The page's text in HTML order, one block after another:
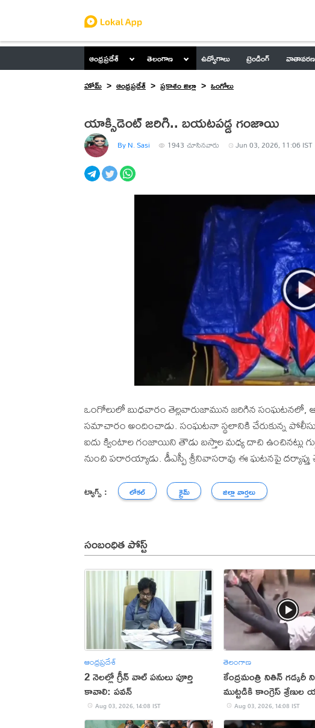
ఆంధ్రప్రదేశ్ తెలంగాణ ఉద్యోగాలు ట్రెండింగ్
హోమ్
ఆంధ్రప్రదేశ్ ప్రకాశం జిల్లా ఒంగోలు
యాక్సిడెంట్ జరిగి.. బయటపడ్డ గంజాయి
By N. Sasi 1943 చూసినవారు Jun 03, 2026, 11:06 IST
ఒంగోలులో బుధవారం తెల్లవారుజామున జరిగిన సంఘటనలో,
సమాచారం అందించాడు. సంఘటనా స్థలానికి చేరుకున్న
ఐదు క్వింటాల గంజాయిని తౌడు బస్తాల మధ్య దాచి ఉంచినట్లు
నుంచి పరారయ్యాడు. డీఎస్పీ శ్రీనివాసరావు ఈ ఘటనపై దర్యాప్తు
ట్యాగ్స్ : లోకల్ క్రైమ్ జిల్లా వార్తలు
సంబంధిత పోస్ట్
ఆంధ్రప్రదేశ్
2 నెలల్లో గ్రీన్ వాల్ పనులు పూర్తి
కావాలి: పవన్
Aug 03, 2026, 14:08 IST
తెలంగాణ
కేంద్రమంత్రి నితిన్ గడ్కరీ
ముట్టడికి కాంగ్రెస్ శ్రేణుల
Aug 03, 2026, 14:08 IST